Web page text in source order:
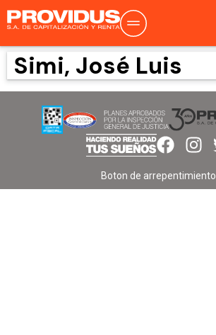
Simi, José Luis
Boton de arrepentimiento